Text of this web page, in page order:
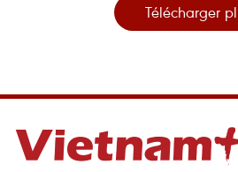
Télécharger